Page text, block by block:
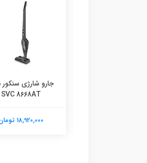
جارو شارژی سنکور مدل
SVC 8668AT